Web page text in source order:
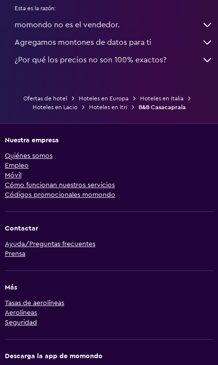
Esta es la razón:
momondo no es el vendedor.
Agregamos montones de datos para ti
¿Por qué los precios no son 100% exactos?
Ofertas de hotel Hoteles en Europa
Hoteles en Italia
Hoteles en Lacio
Hoteles en Itri B&B Casacapraia
Nuestra empresa
Quiénes somos
Empleo
Móvil
Cómo funcionan nuestros servicios
Códigos promocionales momondo
Contactar
Ayuda/Preguntas frecuentes
Prensa
Más
Tasas de aerolíneas
Aerolíneas
Seguridad
Descarga la app de momondo